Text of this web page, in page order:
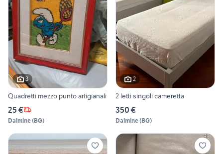
3
Quadretti mezzo punto artigianali
25 €
Dalmine(BG)
2
2 letti singoli cameretta
350 €
Dalmine(BG)